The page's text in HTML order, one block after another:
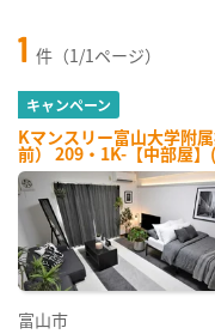
1 件（1/1ページ）
キャンペーン
Kマンスリー富山大学附
前） 209・1K-【中部屋
富山市